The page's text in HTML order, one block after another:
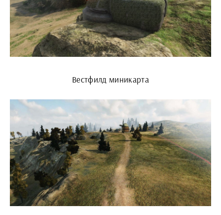
Вестфилд миникарта